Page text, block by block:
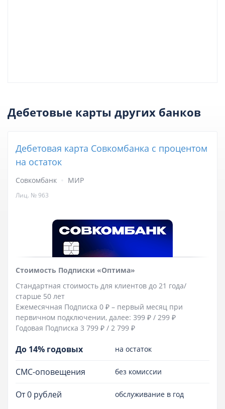
Дебетовые карты других банков
Дебетовая карта Совкомбанка с процентом
на остаток
Совкомбанк МИР
Лиц. № 963
Стоимость Подписки «Оптима»
Стандартная стоимость для клиентов до 21 года/
старше 50 лет
Ежемесячная Подписка 0 ₽ – первый месяц при
первичном подключении, далее: 399 ₽ / 299 ₽
Годовая Подписка 3 799 ₽ / 2 799 ₽
До 14% годовых на остаток
СМС-оповещения без комиссии
От 0 рублей обслуживание в год